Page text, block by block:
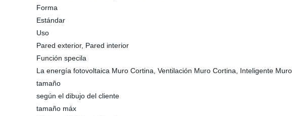
Forma
Estándar
Uso
Pared exterior, Pared interior
Función specila
La energía fotovoltaica Muro Cortina, Ventilación Muro Cortina, Inteligente
tamaño
según el dibujo del cliente
tamaño máx